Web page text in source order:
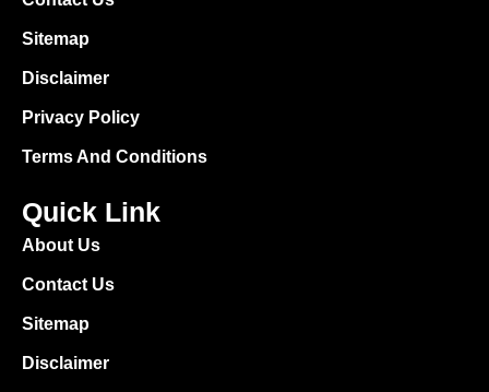
Sitemap
Disclaimer
Privacy Policy
Terms And Conditions
Quick Link
About Us
Contact Us
Sitemap
Disclaimer